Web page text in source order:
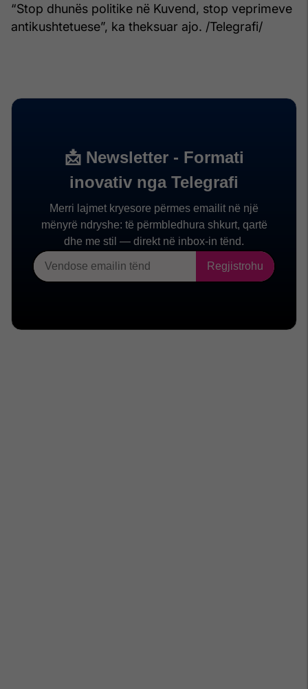
“Stop dhunës politike në Kuvend, stop veprimeve
antikushtetuese”, ka theksuar ajo. /Telegrafi/